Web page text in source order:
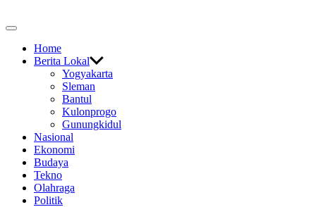
to
Off
CanvasHome
Berita Lokal
Yogyakarta
Sleman
Bantul
Kulonprogo
Gunungkidul
Nasional
Ekonomi
Budaya
Tekno
Olahraga
Politik